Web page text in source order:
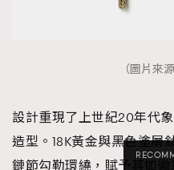
（圖片來
設計重現了上世紀20年代
造型。18K黃金與黑色塗層
鏈節勾勒環繞，賦予其如